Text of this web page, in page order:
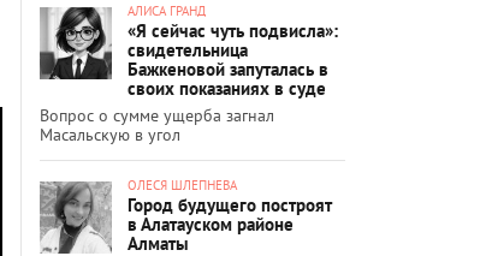
АЛИСА ГРАНД
«Я сейчас чуть подвисла»:
свидетельница
Бажкеновой запуталась в
своих показаниях в суде
Вопрос о сумме ущерба загнал
Масальскую в угол
ОЛЕСЯ ШЛЕПНЕВА
Город будущего построят
в Алатауском районе
Алматы